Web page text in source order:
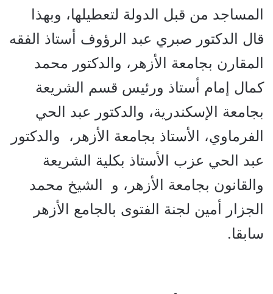
المساجد من قبل الدولة لتعطيلها، وبهذا
قال الدكتور صبري عبد الرؤوف أستاذ الفقه
المقارن بجامعة الأزهر، والدكتور محمد
كمال إمام أستاذ ورئيس قسم الشريعة
بجامعة الإسكندرية، والدكتور عبد الحي
الفرماوي، الأستاذ بجامعة الأزهر، والدكتور
عبد الحي عزب الأستاذ بكلية الشريعة
والقانون بجامعة الأزهر، و الشيخ محمد
الجزار أمين لجنة الفتوى بالجامع الأزهر
سابقا.